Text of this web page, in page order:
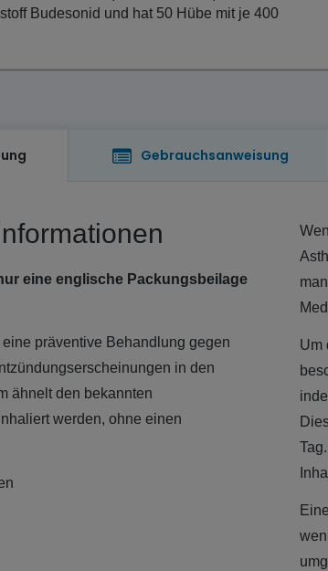
Budesonid und hat 50 Hübe mit je 400
Gebrauchsanweisung
eine englische Packungsbeilage
präventive Behandlung gegen
in den
ähnelt den bekannten
werden, ohne einen
Um